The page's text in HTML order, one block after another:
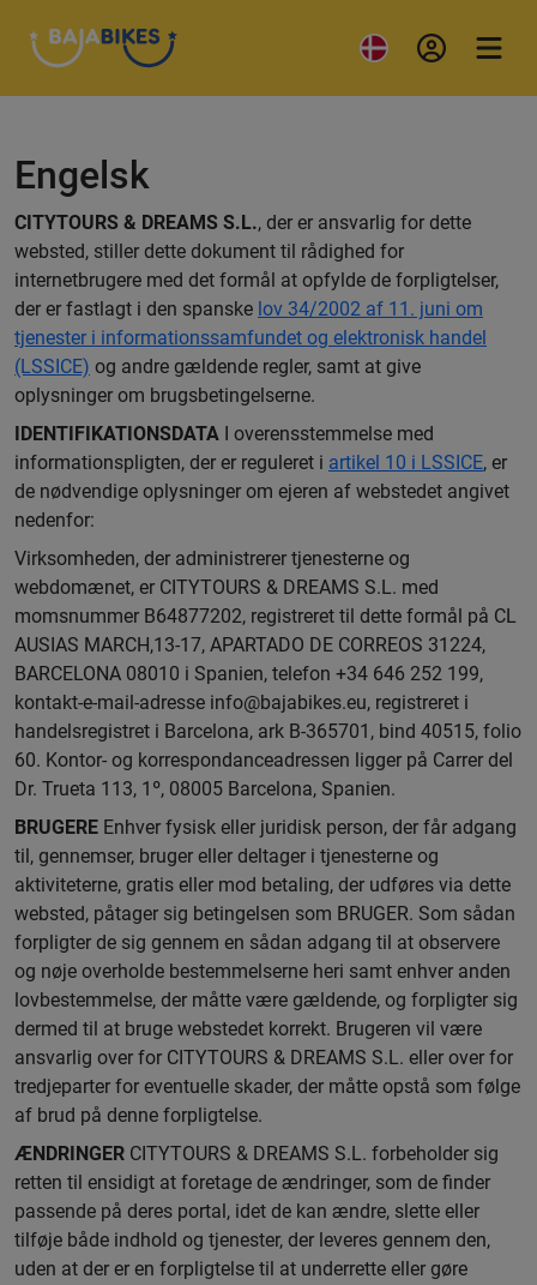
Engelsk
CITYTOURS & DREAMS S.L., der er ansvarlig for dette
websted, stiller dette dokument til rådighed for
internetbrugere med det formål at opfylde de forpligtelser,
der er fastlagt i den spanske lov 34/2002 af 11. juni om
tjenester i informationssamfundet og elektronisk handel
(LSSICE) og andre gældende regler, samt at give
oplysninger om brugsbetingelserne.
IDENTIFIKATIONSDATA I overensstemmelse med
informationspligten, der er reguleret i artikel 10 i LSSICE, er
de nødvendige oplysninger om ejeren af webstedet angivet
nedenfor:
Virksomheden, der administrerer tjenesterne og
webdomænet, er CITYTOURS & DREAMS S.L. med
momsnummer B64877202, registreret til dette formål på CL
AUSIAS MARCH,13-17, APARTADO DE CORREOS 31224,
BARCELONA 08010 i Spanien, telefon +34 646 252 199,
kontakt-e-mail-adresse info@bajabikes.eu, registreret i
handelsregistret i Barcelona, ark B-365701, bind 40515, folio
60. Kontor- og korrespondanceadressen ligger på Carrer del
Dr. Trueta 113, 1º, 08005 Barcelona, Spanien.
BRUGERE Enhver fysisk eller juridisk person, der får adgang
til, gennemser, bruger eller deltager i tjenesterne og
aktiviteterne, gratis eller mod betaling, der udføres via dette
websted, påtager sig betingelsen som BRUGER. Som sådan
forpligter de sig gennem en sådan adgang til at observere
og nøje overholde bestemmelserne heri samt enhver anden
lovbestemmelse, der måtte være gældende, og forpligter sig
dermed til at bruge webstedet korrekt. Brugeren vil være
ansvarlig over for CITYTOURS & DREAMS S.L. eller over for
tredjeparter for eventuelle skader, der måtte opstå som følge
af brud på denne forpligtelse.
ÆNDRINGER CITYTOURS & DREAMS S.L. forbeholder sig
retten til ensidigt at foretage de ændringer, som de finder
passende på deres portal, idet de kan ændre, slette eller
tilføje både indhold og tjenester, der leveres gennem den,
uden at der er en forpligtelse til at underrette eller gøre